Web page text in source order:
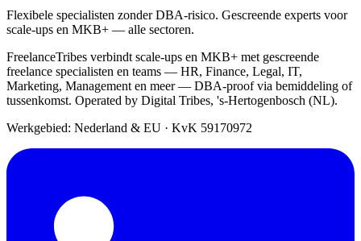
Flexibele specialisten zonder DBA-risico. Gescreende experts voor
scale-ups en MKB+ — alle sectoren.
FreelanceTribes verbindt scale-ups en MKB+ met gescreende
freelance specialisten en teams — HR, Finance, Legal, IT,
Marketing, Management en meer — DBA-proof via bemiddeling of
tussenkomst. Operated by Digital Tribes, 's-Hertogenbosch (NL).
Werkgebied: Nederland & EU · KvK 59170972